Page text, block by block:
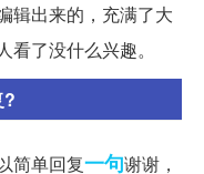
辑出来的，充满了大
了没什么兴趣。
?
简单回复一句谢谢，